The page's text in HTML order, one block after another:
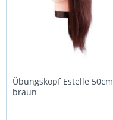
Übungskopf Estelle 50cm
braun